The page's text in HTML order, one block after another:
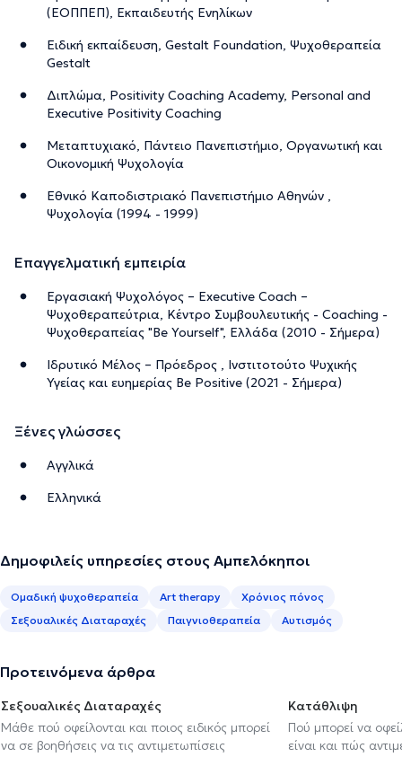
(ΕΟΠΠΕΠ), Εκπαιδευτής Ενηλίκων
Eιδική εκπαίδευση, Gestalt Foundation, Ψυχοθεραπεία
Gestalt
Διπλώμα, Positivity Coaching Academy, Personal and
Executive Positivity Coaching
Μεταπτυχιακό, Πάντειο Πανεπιστήμιο, Οργανωτική και
Οικονομική Ψυχολογία
Εθνικό Καποδιστριακό Πανεπιστήμιο Αθηνών ,
Ψυχολογία (1994 - 1999)
Επαγγελματική εμπειρία
Εργασιακή Ψυχολόγος – Executive Coach –
Ψυχοθεραπεύτρια, Κέντρο Συμβουλευτικής - Coaching -
Ψυχοθεραπείας "Βe Yourself", Ελλάδα (2010 - Σήμερα)
Ιδρυτικό Μέλος – Πρόεδρος , Ινστιτοτούτο Ψυχικής
Υγείας και ευημερίας Be Positive (2021 - Σήμερα)
Ξένες γλώσσες
Αγγλικά
Ελληνικά
Δημοφιλείς υπηρεσίες στους Αμπελόκηποι
Ομαδική ψυχοθεραπεία Art therapy
Χρόνιος πόνος
Σεξουαλικές Διαταραχές
Παιγνιοθεραπεία Αυτισμός
Προτεινόμενα άρθρα
Σεξουαλικές Διαταραχές
Μάθε πού οφείλονται και ποιος ειδικός μπορεί
να σε βοηθήσεις να τις αντιμετωπίσεις
Κατάθλιψη
Πού μπορεί να
είναι και πώς